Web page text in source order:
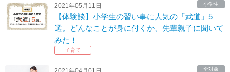
2021年05月11日 小学生
【体験談】小学生の習い事に人気の「武道」5
選。どんなことが身に付くか、先輩親子に聞いて
みた！
子育て
全対象